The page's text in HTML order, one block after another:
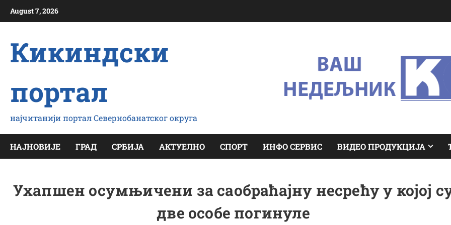
August 7, 2026
Кикиндски
портал
најчитанији портал Севернобанатског округа
НАЈНОВИЈЕ ГРАД СРБИЈА АКТУЕЛНО СПОРТ ИНФО СЕРВИС ВИДЕО ПРОДУКЦИЈА
Ухапшен осумњичени за саобраћајну несрећу у којој
две особе погинуле